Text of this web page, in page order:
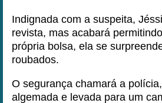
Indignada com a suspeita,
revista, mas acabará
própria bolsa, ela se
roubados.
O segurança chamará a
algemada e levada para um